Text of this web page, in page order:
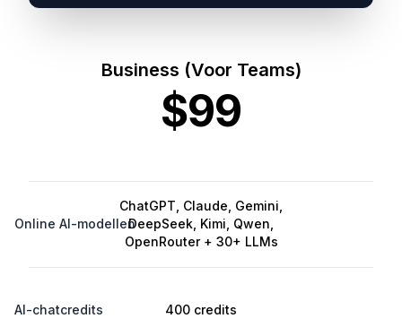
Business (Voor Teams)
$99
Online AI-modellen
ChatGPT, Claude, Gemini,
DeepSeek, Kimi, Qwen,
OpenRouter + 30+ LLMs
AI-chatcredits 400 credits